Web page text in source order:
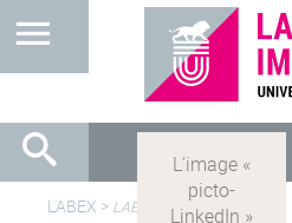
LABEX > LABEX IMU